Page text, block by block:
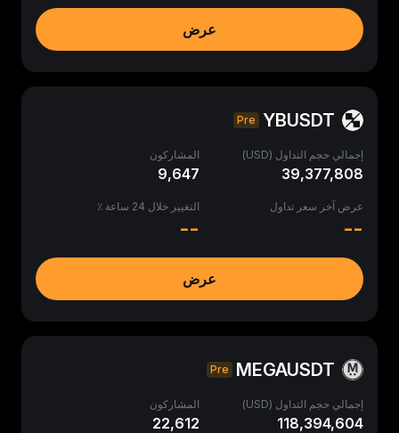
عرض
YBUSDT
Pre
إجمالي حجم التداول (USD)
39,377,808
المشاركون
9,647
عرض آخر سعر تداول
--
التغيير خلال 24 ساعة ٪
--
عرض
MEGAUSDT
Pre
إجمالي حجم التداول (USD)
118,394,604
المشاركون
22,612